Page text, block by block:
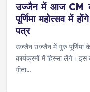
उज्जैन में आज CM
पूर्णिमा महोत्सव में
पत्र
उज्जैन उज्जैन में गुरु पूर्णिमा
कार्यक्रमों में हिस्सा लेंगे।
गीता…